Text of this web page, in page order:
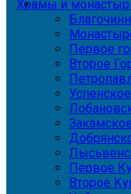
Храмы и
Первое
Второе
Первое
Второе